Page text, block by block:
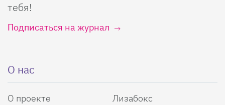
тебя!
Подписаться на журнал
О нас
О проекте
Лизабокс